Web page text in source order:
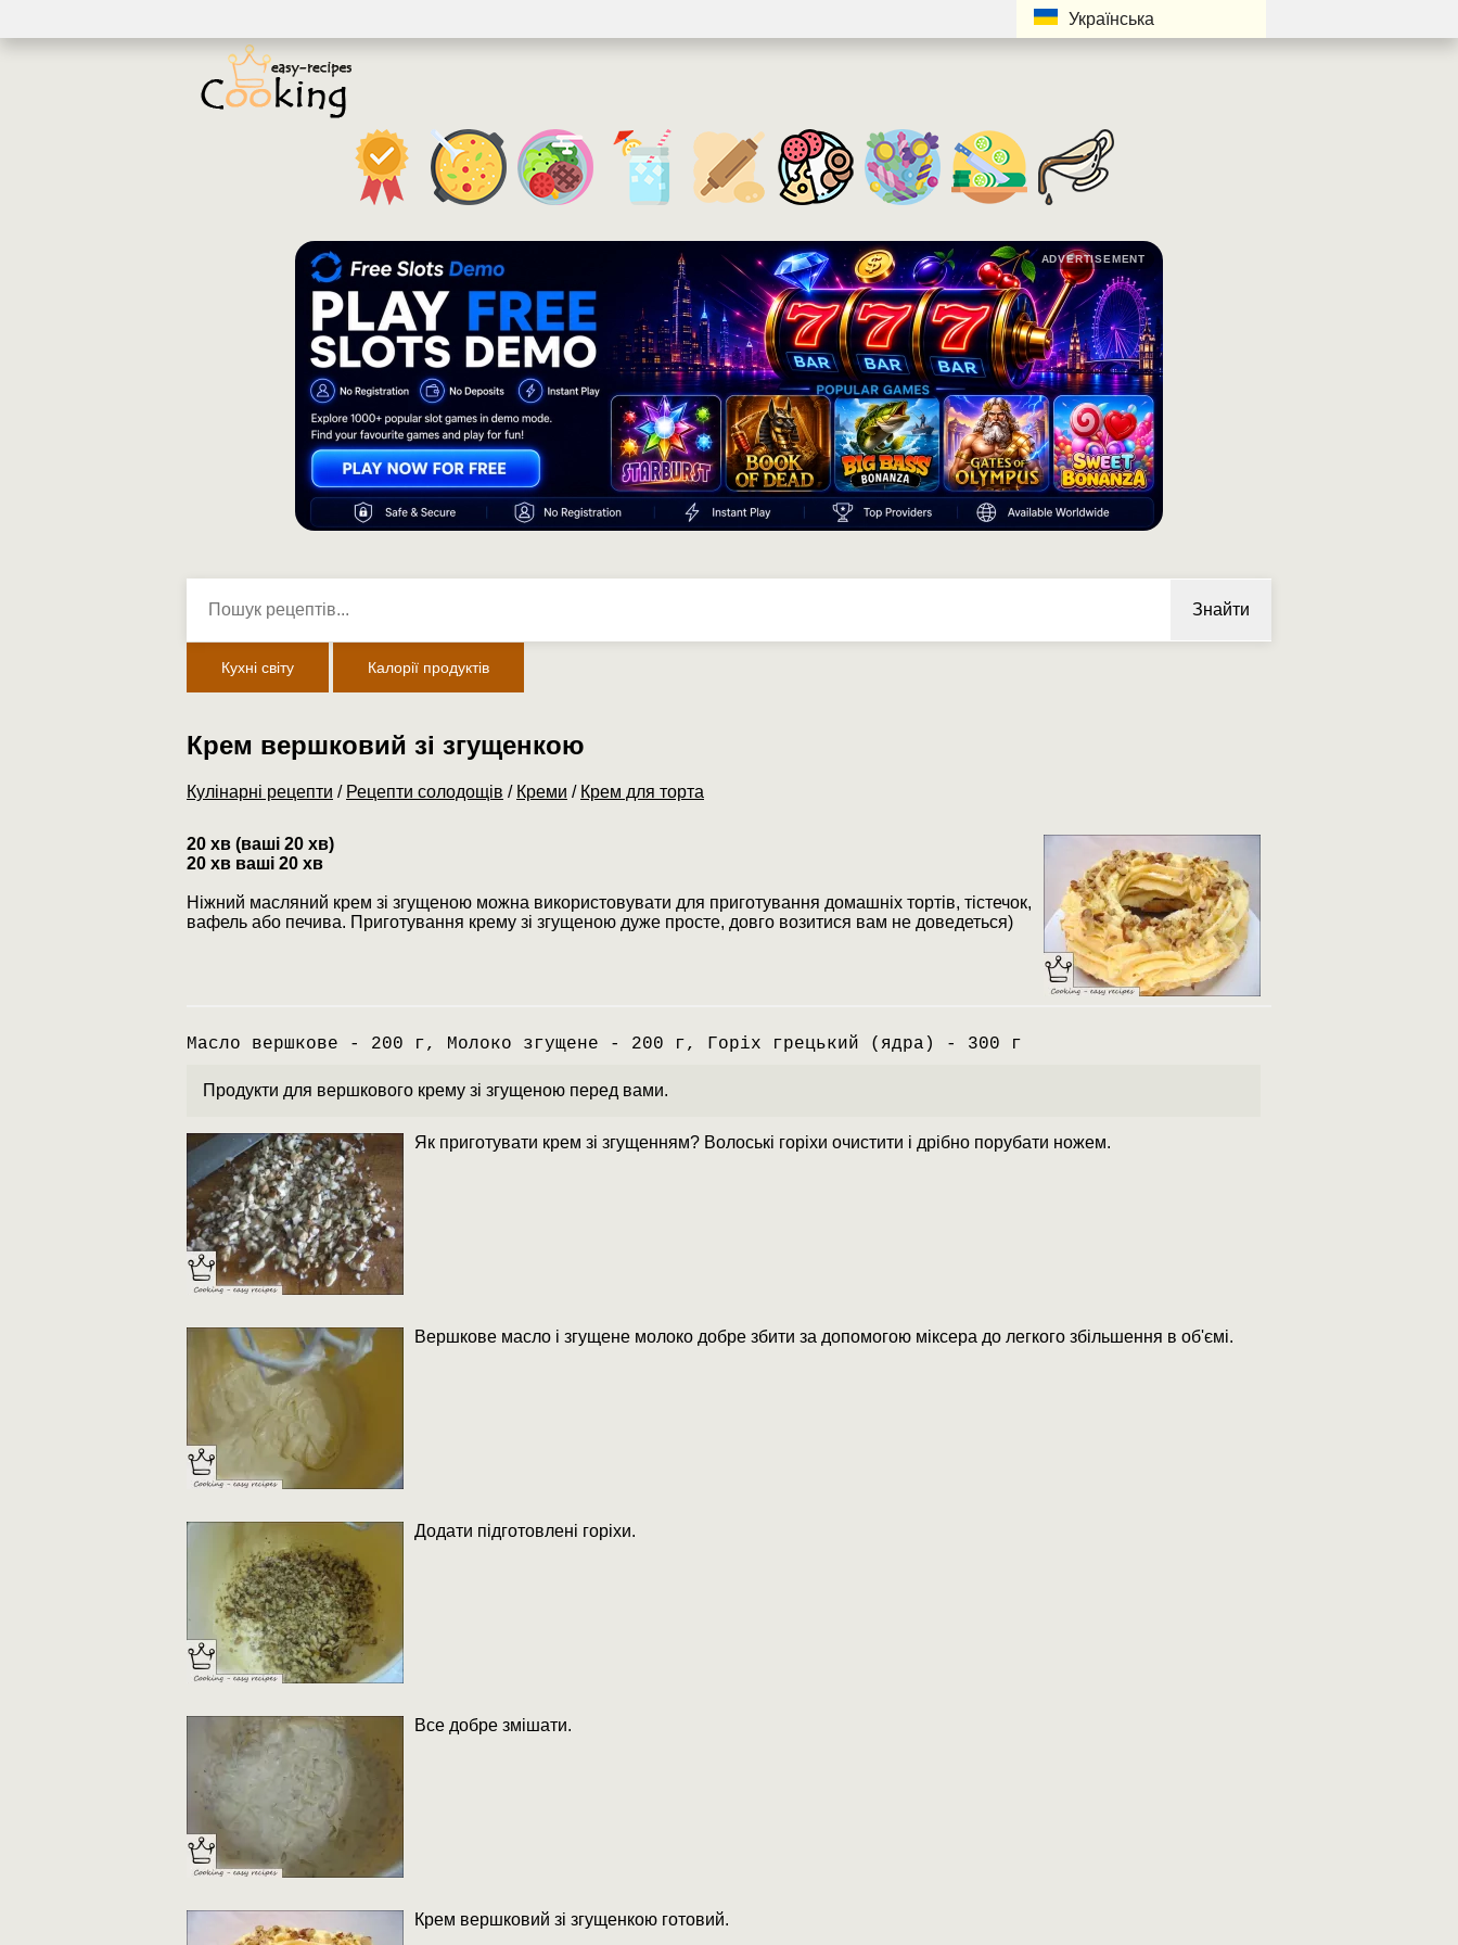
Українська
ADVERTISEMENT
Знайти
Кухні світу Калорії продуктів
Крем вершковий зі згущенкою
Кулінарні рецепти / Рецепти солодощів / Креми / Крем для торта
20 хв (ваші 20 хв)
20 хв ваші 20 хв
Ніжний масляний крем зі згущеною можна використовувати для приготування домашніх тортів, тістечок,
вафель або печива. Приготування крему зі згущеною дуже просте, довго возитися вам не доведеться)
Масло вершкове - 200 г, Молоко згущене - 200 г, Горіх грецький (ядра) - 300 г
Продукти для вершкового крему зі згущеною перед вами.
Як приготувати крем зі згущенням? Волоські горіхи очистити і дрібно порубати ножем.
Вершкове масло і згущене молоко добре збити за допомогою міксера до легкого збільшення в об'ємі.
Додати підготовлені горіхи.
Все добре змішати.
Крем вершковий зі згущенкою готовий.